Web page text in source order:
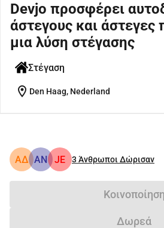
Devjo προσφέρει
άστεγους και άστεγες
μια λύση στέγασης
Στέγαση
location_on Den Haag, Nederland
ΑΔ AN JE 3Άνθρωποι Δώρισαν
Κοινοποίηση
Δωρεά